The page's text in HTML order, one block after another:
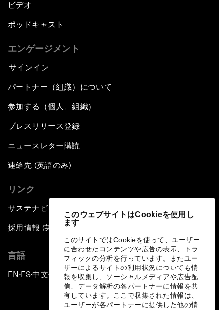
このウェブサイトはCookieを使用し
ます
このサイトではCookieを使って、ユーザー
に合わせたコンテンツや広告の表示、トラ
フィックの分析を行っています。またユー
ザーによるサイトの利用状況についても情
報を収集し、ソーシャルメディアや広告配
信、データ解析の各パートナーに情報を共
有しています。ここで収集された情報は、
ユーザーが各パートナーに提供した他の情
ビデオ
ポッドキャスト
エンゲージメント
サインイン
パートナー（組織）について
参加する（個人、組織）
プレスリリース登録
ニュースレター購読
連絡先 (英語のみ)
リンク
サステナビリティへの取り組み
採用情報 (英語のみ)
言語
EN ▪ES▪中文▪ 日本語